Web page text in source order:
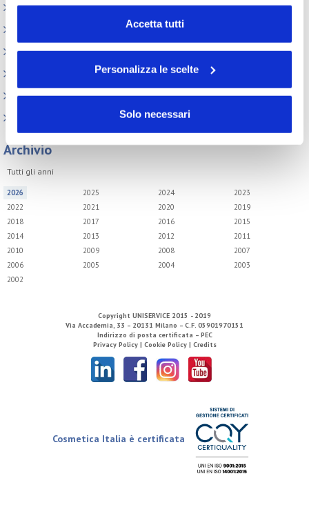
o profilazione viene utilizzato. Cliccando su
“Personalizza le scelte” è possibile esprimere la propria
volontà in relazione a ciascuna categoria di cookie del
Accetta tutti
Personalizza le scelte
Solo necessari
Beauty Links
Incontri tematici
Leonardo Genio e Bellezza
Archivio
Tutti gli anni
2026 2025 2024
2023
2022
2021 2020
2019
2018
2017 2016
2015
2014
2013 2012
2011
2010
2009 2008
2007
2006
2005 2004
2003
2002
Copyright UNISERVICE 2015 - 2019
Via Accademia, 33 – 20131 Milano – C.F. 05901970151
Indirizzo di posta certificata – PEC
Privacy Policy | Cookie Policy | Credits
Cosmetica Italia è certificata